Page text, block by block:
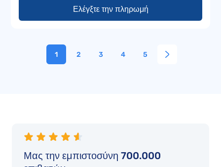
Ελέγξτε την πληρωμή
1 2 3 4 5
Μας την εμπιστοσύνη 700.000